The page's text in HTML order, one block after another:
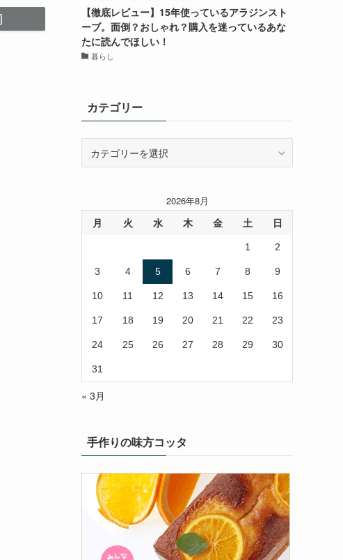
【徹底レビュー】15年使っているアラジンスト
ーブ。面倒？おしゃれ？購入を迷っているあな
たに読んでほしい！
暮らし
カテゴリー
ー
2026年8月
月 火 水 木 金 土 日
1 2
3 4 5 6 7 8 9
10 11 12 13 14 15 16
17 18 19 20 21 22 23
24 25 26 27 28 29 30
31
« 3月
手作りの味方コッタ